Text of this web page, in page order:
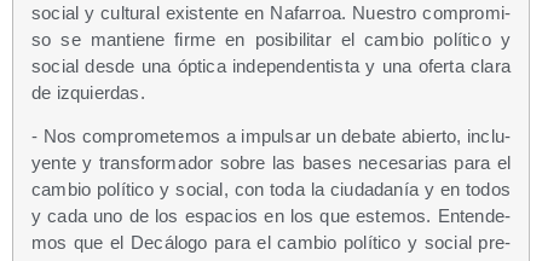
social y cul­tu­ral exis­ten­te en Nafa­rroa. Nues­tro com­pro­mi­
so se man­tie­ne fir­me en posi­bi­li­tar el cam­bio polí­ti­co y
social des­de una ópti­ca inde­pen­den­tis­ta y una ofer­ta cla­ra
de izquierdas.
- Nos com­pro­me­te­mos a impul­sar un deba­te abier­to, inclu­
yen­te y trans­for­ma­dor sobre las bases nece­sa­rias para el
cam­bio polí­ti­co y social, con toda la ciu­da­da­nía y en todos
y cada uno de los espa­cios en los que este­mos. Enten­de­
mos que el Decá­lo­go para el cam­bio polí­ti­co y social pre­